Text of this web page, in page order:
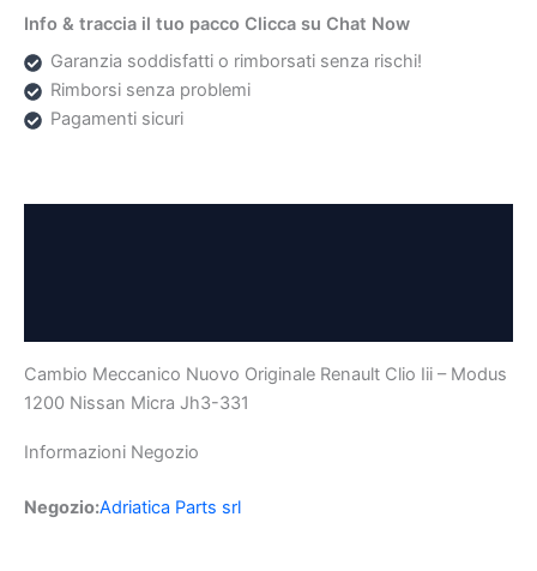
331
Info & traccia il tuo pacco Clicca su Chat Now
Garanzia soddisfatti o rimborsati senza rischi!
Rimborsi senza problemi
Pagamenti sicuri
Cambio Meccanico Nuovo Originale Renault Clio Iii – Modus
1200 Nissan Micra Jh3-331
Informazioni Negozio
Negozio:Adriatica Parts srl